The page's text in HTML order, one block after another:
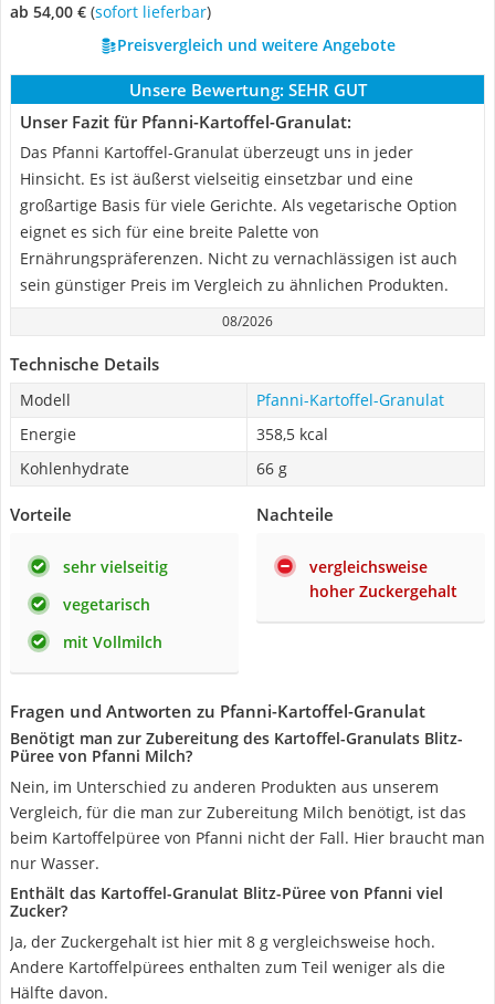
ab 54,00 € ( Sofort lieferbar)
Preisvergleich und weitere Angebote
Unsere Bewertung: SEHR GUT
Unser Fazit für Pfanni-Kartoffel-Granulat:
Das Pfanni Kartoffel-Granulat überzeugt uns in jeder
Hinsicht. Es ist äußerst vielseitig einsetzbar und eine
großartige Basis für viele Gerichte. Als vegetarische Option
eignet es sich für eine breite Palette von
Ernährungspräferenzen. Nicht zu vernachlässigen ist auch
sein günstiger Preis im Vergleich zu ähnlichen Produkten.
08/2026
Technische Details
Modell
Pfanni-Kartoffel-Granulat
Energie
358,5 kcal
Kohlenhydrate
66 g
Vorteile
sehr vielseitig
vegetarisch
mit Vollmilch
Nachteile
vergleichsweise
hoher Zuckergehalt
Fragen und Antworten zu Pfanni-Kartoffel-Granulat
Benötigt man zur Zubereitung des Kartoffel-Granulats Blitz-
Püree von Pfanni Milch?
Nein, im Unterschied zu anderen Produkten aus unserem
Vergleich, für die man zur Zubereitung Milch benötigt, ist das
beim Kartoffelpüree von Pfanni nicht der Fall. Hier braucht man
nur Wasser.
Enthält das Kartoffel-Granulat Blitz-Püree von Pfanni viel
Zucker?
Ja, der Zuckergehalt ist hier mit 8 g vergleichsweise hoch.
Andere Kartoffelpürees enthalten zum Teil weniger als die
Hälfte davon.